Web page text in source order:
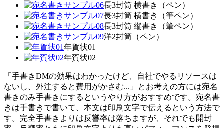
長3封筒 横書き（ペン）
長3封筒 横書き（筆ペン）
長3封筒 縦書き（筆ペン）
洋2封筒（ペン）
年賀状01
年賀状02
「手書きDMの効果はわかったけど、自社でやるリソースは
ないし、外注すると費用がかさむ...」とお考えの方には宛名
書きのみ手書きにするというやり方がおすすめです。宛名書
きは手書きで書いて、本文は印刷文字で伝えるという方法で
す。完全手書きよりは反響率は落ちますが、それでも開封